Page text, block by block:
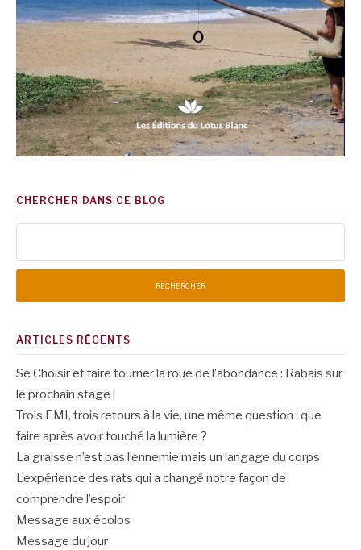
CHERCHER DANS CE BLOG
ARTICLES RÉCENTS
Se Choisir et faire tourner la roue de l’abondance : Rabais sur
le prochain stage !
Trois EMI, trois retours à la vie, une même question : que
faire après avoir touché la lumière ?
La graisse n’est pas l’ennemie mais un langage du corps
L’expérience des rats qui a changé notre façon de
comprendre l’espoir
Message aux écolos
Message du jour